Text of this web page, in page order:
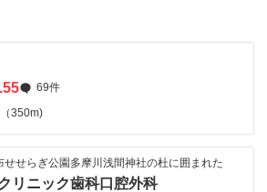
69件
350m)
せせらぎ公園多摩川浅間神社の杜に囲まれた
リニック歯科口腔外科